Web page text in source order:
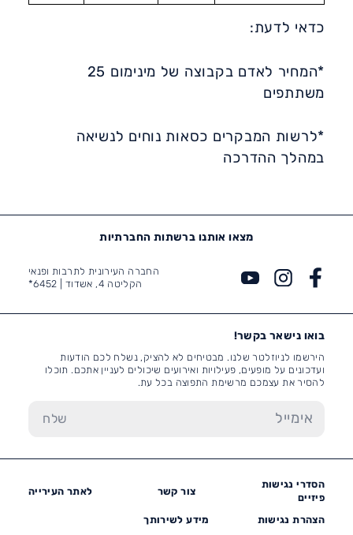
כדאי לדעת:
*המחיר לאדם בקבוצה של מינימום 25
משתתפים
*לרשות המבקרים כסאות נוחים לנשיאה
במהלך ההדרכה
מצאו אותנו ברשתות החברתיות
החברה העירונית לתרבות ופנאי
הקליטה 4, אשדוד |
6452*
בואו נישאר בקשר!
הירשמו לניוזלטר שלנו. מבטיחים לא להציק, נשלח לכם הודעות
ועדכונים על מופעים, פעילויות ואירועים שיכולים לעניין אתכם. תוכלו
להסיר את עצמכם מרשימת התפוצה בכל עת.
הסדרי נגישות
פיזיים
צור קשר לאתר העירייה
הצהרת נגישות מידע לשירותך